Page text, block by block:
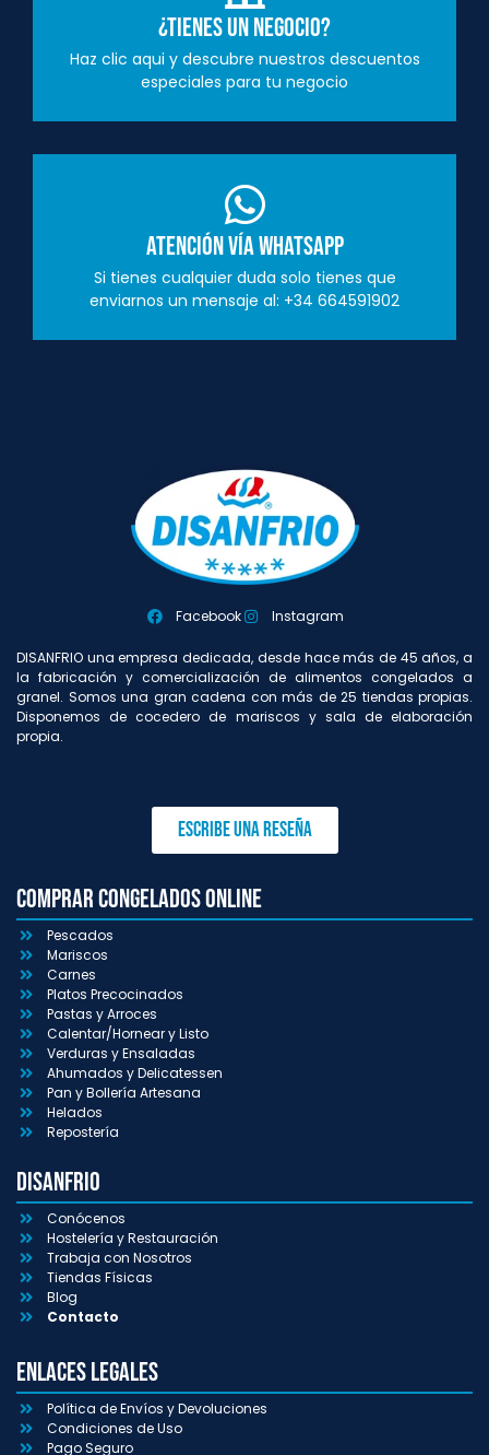
¿Tienes un negocio?
Haz clic aqui y descubre nuestros descuentos
especiales para tu negocio
Atención vía Whatsapp
Si tienes cualquier duda solo tienes que
enviarnos un mensaje al: +34 664591902
Facebook Instagram
DISANFRIO una empresa dedicada, desde hace más de 45 años, a
la fabricación y comercialización de alimentos congelados a
granel. Somos una gran cadena con más de 25 tiendas propias.
Disponemos de cocedero de mariscos y sala de elaboración
propia.
Escribe una reseña
Comprar congelados online
Pescados
Mariscos
Carnes
Platos Precocinados
Pastas y Arroces
Calentar/Hornear y Listo
Verduras y Ensaladas
Ahumados y Delicatessen
Pan y Bollería Artesana
Helados
Repostería
Disanfrio
Conócenos
Hostelería y Restauración
Trabaja con Nosotros
Tiendas Físicas
Blog
Contacto
Enlaces Legales
Política de Envíos y Devoluciones
Condiciones de Uso
Pago Seguro